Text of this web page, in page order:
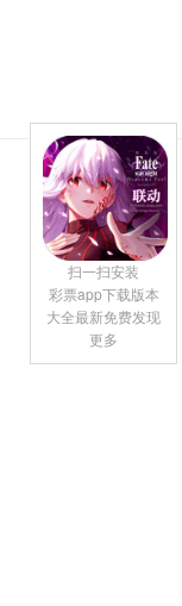
扫一扫安装
彩票app下载版本
大全最新免费发现
更多